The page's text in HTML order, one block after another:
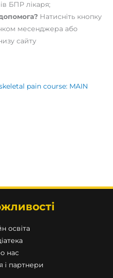
БПР лікаря;
Натисніть кнопку
месенджера або
сайту
pain course: MAIN
освіта
нас
і партнери